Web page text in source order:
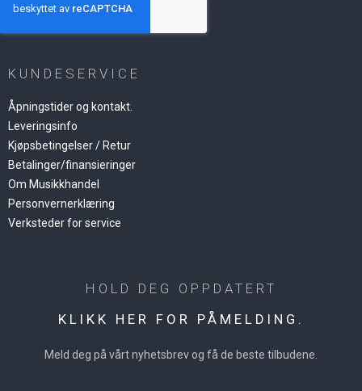
KUNDESERVICE
Åpningstider og kontakt.
Leveringsinfo
Kjøpsbetingelser / Retur
Betalinger/finansieringer
Om Musikkhandel
Personvernerklæring
Verksteder for service
HOLD DEG OPPDATERT
KLIKK HER FOR PÅMELDING.
Meld deg på vårt nyhetsbrev og få de beste tilbudene.